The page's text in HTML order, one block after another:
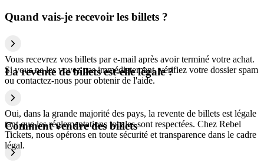
Quand vais-je recevoir les billets ?
Vous recevrez vos billets par e-mail après avoir terminé votre achat.
Si vous ne les voyez pas immédiatement, vérifiez votre dossier spam
ou contactez-nous pour obtenir de l'aide.
La revente de billets est-elle légale ?
Oui, dans la grande majorité des pays, la revente de billets est légale
tant que les réglementations locales sont respectées. Chez Rebel
Tickets, nous opérons en toute sécurité et transparence dans le cadre
légal.
Comment vendre des billets